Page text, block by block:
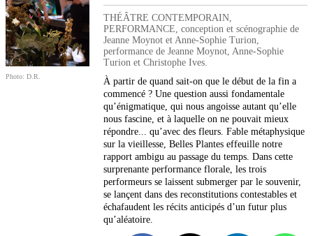
Photo: D.R.
THÉÂTRE CONTEMPORAIN,
PERFORMANCE, conception et scénographie de
Jeanne Moynot et Anne-Sophie Turion,
performance de Jeanne Moynot, Anne-Sophie
Turion et Christophe Ives.
À partir de quand sait-on que le début de la fin a
commencé ? Une question aussi fondamentale
qu’énigmatique, qui nous angoisse autant qu’elle
nous fascine, et à laquelle on ne pouvait mieux
répondre... qu’avec des fleurs. Fable métaphysique
sur la vieillesse, Belles Plantes effeuille notre
rapport ambigu au passage du temps. Dans cette
surprenante performance florale, les trois
performeurs se laissent submerger par le souvenir,
se lançent dans des reconstitutions contestables et
échafaudent les récits anticipés d’un futur plus
qu’aléatoire.